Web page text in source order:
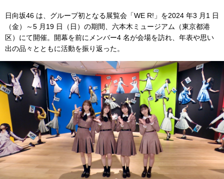
日向坂46 は、グループ初となる展覧会「WE R!」を2024 年3 月1 日
（金）～5 月19 日（日）の期間、六本木ミュージアム（東京都港
区）にて開催。開幕を前にメンバー4 名が会場を訪れ、年表や思い
出の品々とともに活動を振り返った。